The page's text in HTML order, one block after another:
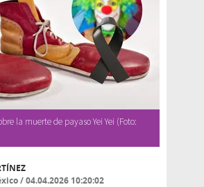
la muerte de payaso Yei Yei (Foto:
/04.04.2026 10:20:02